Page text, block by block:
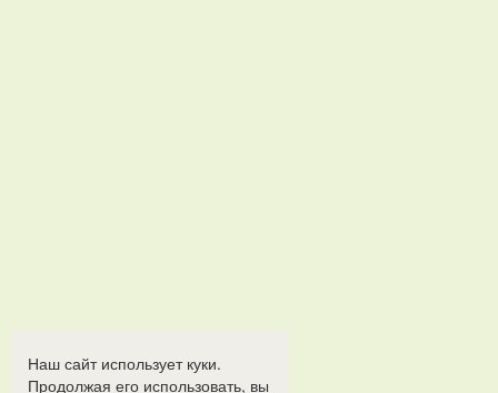
Наш сайт использует куки.
Продолжая его использовать, вы